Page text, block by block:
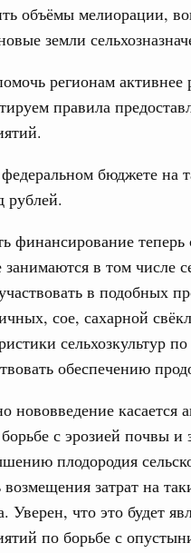
объёмы мелиорации,
земли
регионам
правила
бюджете на
рублей.
финансирование
занимаются в том числе
в подобных
сое, сахарной
сельхозкультур
обеспечению
нововведение касается
с эрозией почвы и
плодородия
возмещения затрат на
Уверен, что это будет
по борьбе с
с
агропромышленного
рабочую
области
хозяйство
услуг
Более 20 сервисов
новыми
достижений и массовый
неделя
«Россия –
въездной туризм